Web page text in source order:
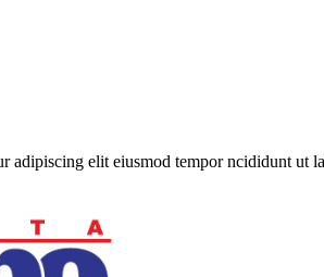
adipiscing elit eiusmod tempor ncididunt ut